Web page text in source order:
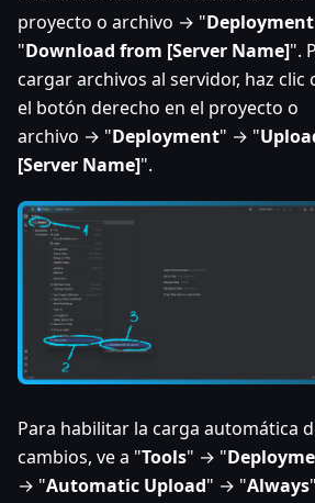
proyecto o archivo → "Deployment
"Download from [Server Name]".
cargar archivos al servidor, haz clic
el botón derecho en el proyecto o
archivo → "Deployment" → "
[Server Name]".
Para habilitar la carga automática
cambios, ve a "Tools" → "
→ "Automatic Upload" → "Always